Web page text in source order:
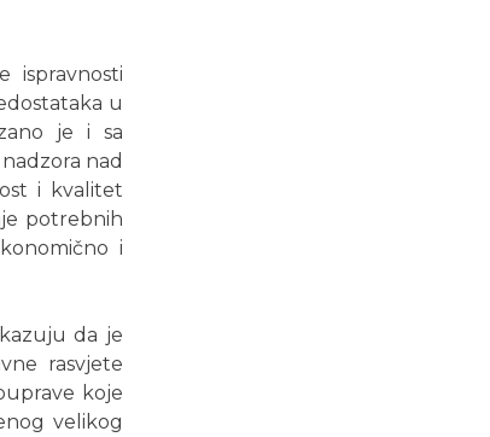
ispravnosti
u
je i sa
nad
i kvalitet
potrebnih
i
da je
rasvjete
koje
velikog